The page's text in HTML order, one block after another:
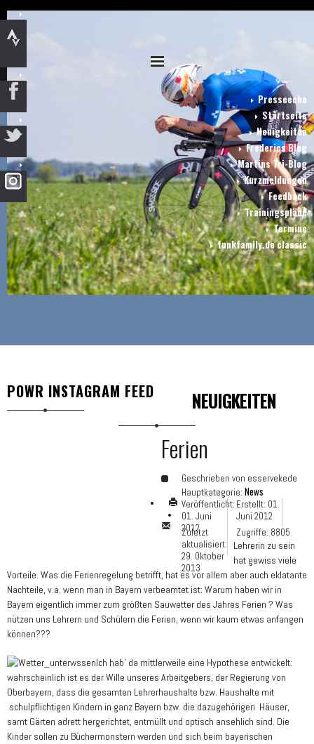
Presseecho
Startseite
Neuigkeiten
Frederics Blog
Martins Tri-Blog
Kurzmeldungen
Feedback
Trainingspläne
Termine
funkfamily.de classic
POWR INSTAGRAM FEED NEUIGKEITEN
Ferien
Geschrieben von esservekede
Hauptkategorie: News
Veröffentlicht:
01. Juni
2012
Erstellt: 01.
Juni 2012
Zuletzt
aktualisiert:
29. Oktober
2013
Zugriffe: 8805
Lehrerin zu sein
hat gewiss viele
Vorteile. Was die Ferienregelung betrifft, hat es vor allem aber auch eklatante
Nachteile, v.a. wenn man in Bayern verbeamtet ist: Warum haben wir in
Bayern eigentlich immer zum größten Sauwetter des Jahres Ferien ? Was
nützen uns Lehrern und Schülern die Ferien, wenn wir kaum etwas anfangen
können???
Ich hab' da mittlerweile eine Hypothese entwickelt:
wahrscheinlich ist es der Wille unseres Arbeitgebers, der Regierung von
Oberbayern, dass die gesamten Lehrerhaushalte bzw. Haushalte mit
schulpflichtigen Kindern in ganz Bayern bzw. die dazugehörigen Häuser,
samt Gärten adrett hergerichtet, entmüllt und optisch ansehlich sind. Die
Kinder sollen zu Büchermonstern werden und sich beim bayerischen